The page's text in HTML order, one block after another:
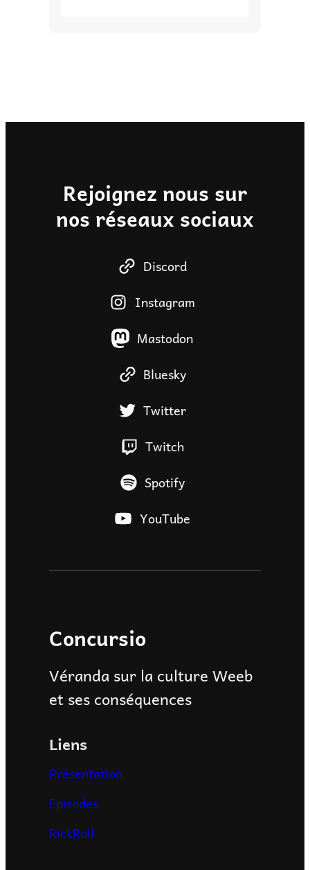
Rejoignez nous sur
nos réseaux sociaux
Discord
Instagram
Mastodon
Bluesky
Twitter
Twitch
Spotify
YouTube
Concursio
Véranda sur la culture Weeb
et ses conséquences
Liens
Présentation
Episodes
RickRoll